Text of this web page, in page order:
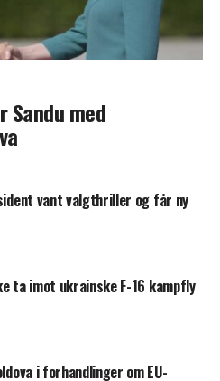
med
vant valgthriller og får ny
ta imot ukrainske F-16 kampfly
i forhandlinger om EU-